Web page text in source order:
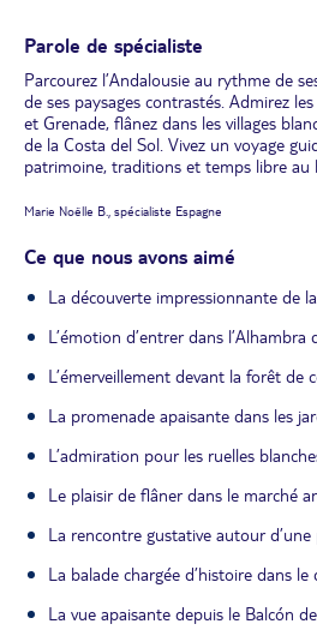
Parole de spécialiste
Parcourez l’Andalousie au rythme de
de ses paysages contrastés. Admirez
et Grenade, flânez dans les villages
de la Costa del Sol. Vivez un voyage
patrimoine, traditions et temps libre au
Marie Noëlle B., spécialiste Espagne
Ce que nous avons aimé
La découverte impressionnante de
L’émotion d’entrer dans l’Alhambra
L’émerveillement devant la forêt de
La promenade apaisante dans les
L’admiration pour les ruelles
Le plaisir de flâner dans le marché
La rencontre gustative autour d’une
La balade chargée d’histoire dans le
La vue apaisante depuis le Balcón